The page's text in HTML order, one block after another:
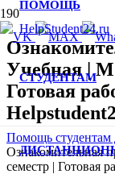
ПОМОЩЬ
СТУДЕНТАМ
Учебная |
Готовая
Помощь студентам
Ознакомительная
семестр | Готовая